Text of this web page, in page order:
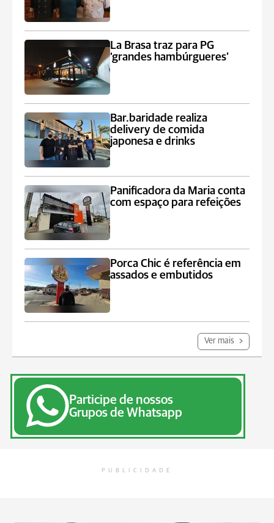
La Brasa traz para PG
‘grandes hambúrgueres’
Bar.baridade realiza
delivery de comida
japonesa e drinks
Panificadora da Maria conta
com espaço para refeições
Porca Chic é referência em
assados e embutidos
Ver mais
Participe de nossos
Grupos de Whatsapp
PUBLICIDADE